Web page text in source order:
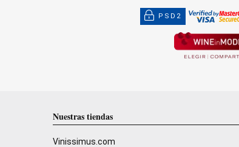
PSD2
Nuestras tiendas
Vinissimus.com